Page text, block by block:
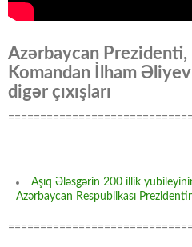
Azərbaycan
Komandan İlham
digər çıxışları
Aşıq Ələsgərin 200 illik
Azərbaycan Respublikası